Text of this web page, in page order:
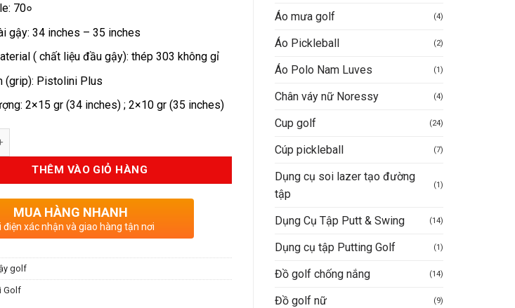
Áo mưa golf (4)
Áo Pickleball (2)
Áo Polo Nam Luves (1)
Chân váy nữ Noressy (4)
Cup golf (24)
Cúp pickleball (7)
Dụng cụ soi lazer tạo đường
tập
(1)
Dụng Cụ Tập Putt & Swing (14)
Dụng cụ tập Putting Golf (1)
Đồ golf chống nắng (14)
Đồ golf nữ (9)
70०
gậy: 34 inches – 35 inches
( chất liệu đầu gậy): thép 303 không gỉ
(grip): Pistolini Plus
2×15 gr (34 inches) ; 2×10 gr (35 inches)
THÊM VÀO GIỎ HÀNG
MUA HÀNG NHANH
điện xác nhận và giao hàng tận nơi
golf
Golf